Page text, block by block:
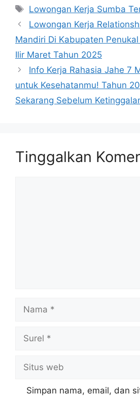
Tag
Lowongan Kerja Sumba
Lowongan Kerja
Mandiri Di Kabupaten
Ilir Maret Tahun 2025
Info Kerja Rahasia Jahe 7
untuk Kesehatanmu! Tahun
Sekarang Sebelum
Tinggalkan
Nama
Surel
Situs
web
Simpan nama, email, dan